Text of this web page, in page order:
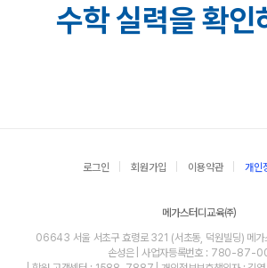
수학 실력을 확인
로그인 회원가입 이용약관 개인
메가스터디교육㈜
06643 서울 서초구 효령로 321 (서초동, 덕원빌딩) 메가
손성은 | 사업자등록번호 : 780-87-